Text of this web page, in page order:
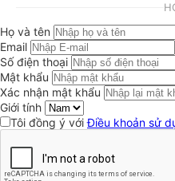
Họ và tên
Email
Số điện thoại
Mật khẩu
Xác nhận mật khẩu
Giới tính
Tôi đồng ý vớiĐiều khoản sử